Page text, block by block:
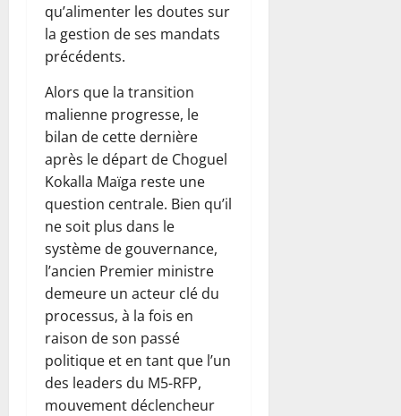
qu’alimenter les doutes sur
la gestion de ses mandats
précédents.
Alors que la transition
malienne progresse, le
bilan de cette dernière
après le départ de Choguel
Kokalla Maïga reste une
question centrale. Bien qu’il
ne soit plus dans le
système de gouvernance,
l’ancien Premier ministre
demeure un acteur clé du
processus, à la fois en
raison de son passé
politique et en tant que l’un
des leaders du M5-RFP,
mouvement déclencheur